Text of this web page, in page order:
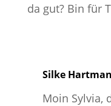
da gut? Bin für
Silke
Moin Sylvia,